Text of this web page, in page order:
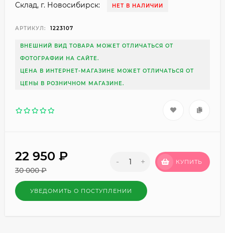
Склад, г. Новосибирск: НЕТ В НАЛИЧИИ
АРТИКУЛ: 1223107
ВНЕШНИЙ ВИД ТОВАРА МОЖЕТ ОТЛИЧАТЬСЯ ОТ
ФОТОГРАФИИ НА САЙТЕ.
ЦЕНА В ИНТЕРНЕТ-МАГАЗИНЕ МОЖЕТ ОТЛИЧАТЬСЯ ОТ
ЦЕНЫ В РОЗНИЧНОМ МАГАЗИНЕ.
22 950 ₽
30 000₽
- + КУПИТЬ
УВЕДОМИТЬ О ПОСТУПЛЕНИИ